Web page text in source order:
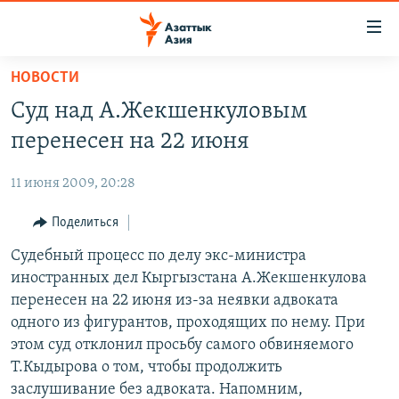
Вернуться
основному
содержанию
Вернутся
навигации
Вернутся
поиску
УЗБЕКИСТАН
ТАДЖИКИСТАН
НОВОСТИ
ВОЙНА В УКРАИНЕ
НА ДРУГИХ ЯЗЫКАХ
ҚАЗАҚША
КЫРГЫЗЧА
ЎЗБЕКЧА
ТОҶИКӢ
TÜRKMENÇE
Все сайты РСЕ/РС
НОВОСТИ
Суд над А.Жекшенкуловым
перенесен на 22 июня
11 июня 2009, 20:28
Поделиться
Судебный процесс по делу экс-министра
иностранных дел Кыргызстана А.Жекшенкулова
перенесен на 22 июня из-за неявки адвоката
одного из фигурантов, проходящих по нему. При
этом суд отклонил просьбу самого обвиняемого
Т.Кыдырова о том, чтобы продолжить
заслушивание без адвоката. Напомним,